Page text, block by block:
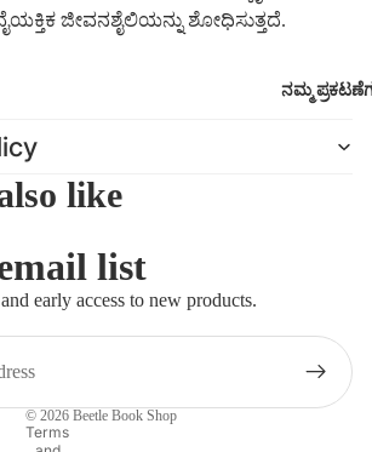
ನಮ್ಮ
ಜೀವನಶೈಲಿಯನ್ನು ಶೋಧಿಸುತ್ತದೆ.
like
list
early access to new products.
© 2026 Beetle Book Shop
Terms
policy
information